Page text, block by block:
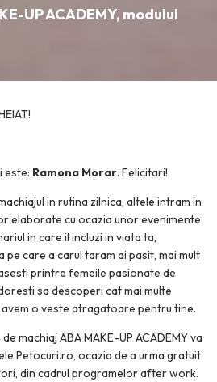
UP ACADEMY, modulul
este: Ramona Morar. Felicitari!
in rutina zilnica, altele intram in
elaborate cu ocazia unor evenimente
in care il incluzi in viata ta,
care a carui taram ai pasit, mai mult
printre femeile pasionate de
sa descoperi cat mai multe
o veste atragatoare pentru tine.
machiaj ABA MAKE-UP ACADEMY va
Petocuri.ro, ocazia de a urma gratuit
din cadrul programelor after work.